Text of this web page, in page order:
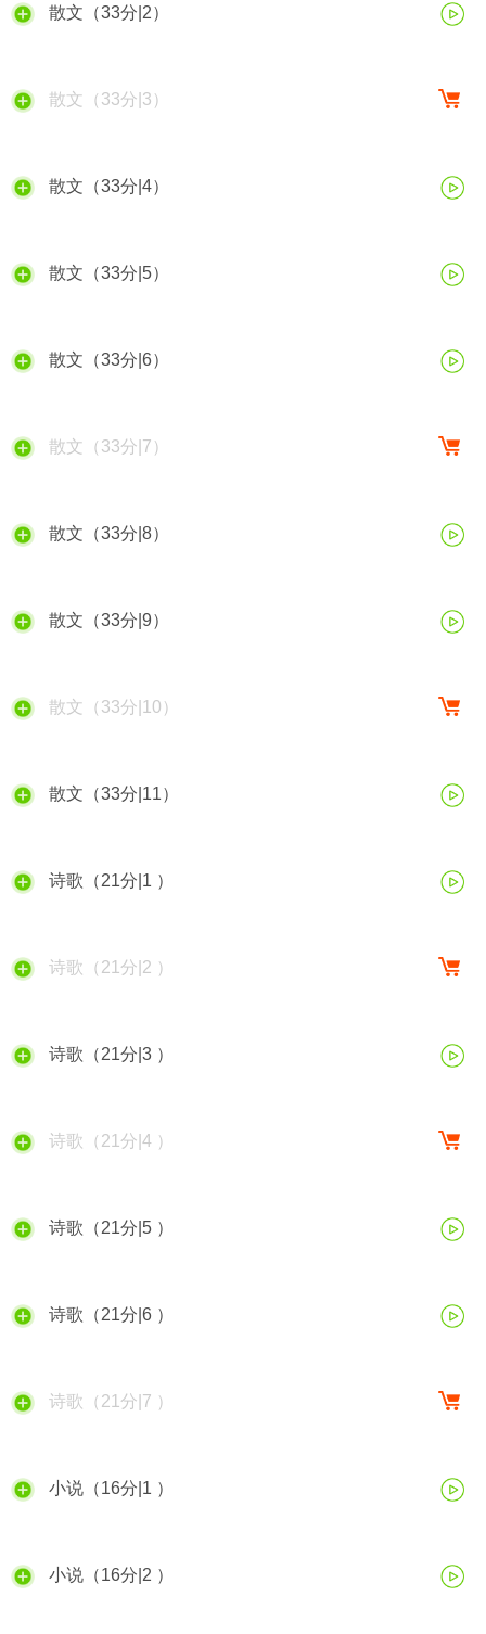
散文（33分|2）
散文（33分|3）
散文（33分|4）
散文（33分|5）
散文（33分|6）
散文（33分|7）
散文（33分|8）
散文（33分|9）
散文（33分|10）
散文（33分|11）
诗歌（21分|1 ）
诗歌（21分|2 ）
诗歌（21分|3 ）
诗歌（21分|4 ）
诗歌（21分|5 ）
诗歌（21分|6 ）
诗歌（21分|7 ）
小说（16分|1 ）
小说（16分|2 ）